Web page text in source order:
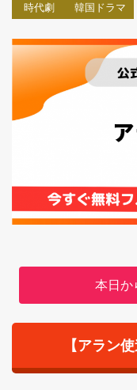
時代劇 韓国ドラマ
本日か
【アラン